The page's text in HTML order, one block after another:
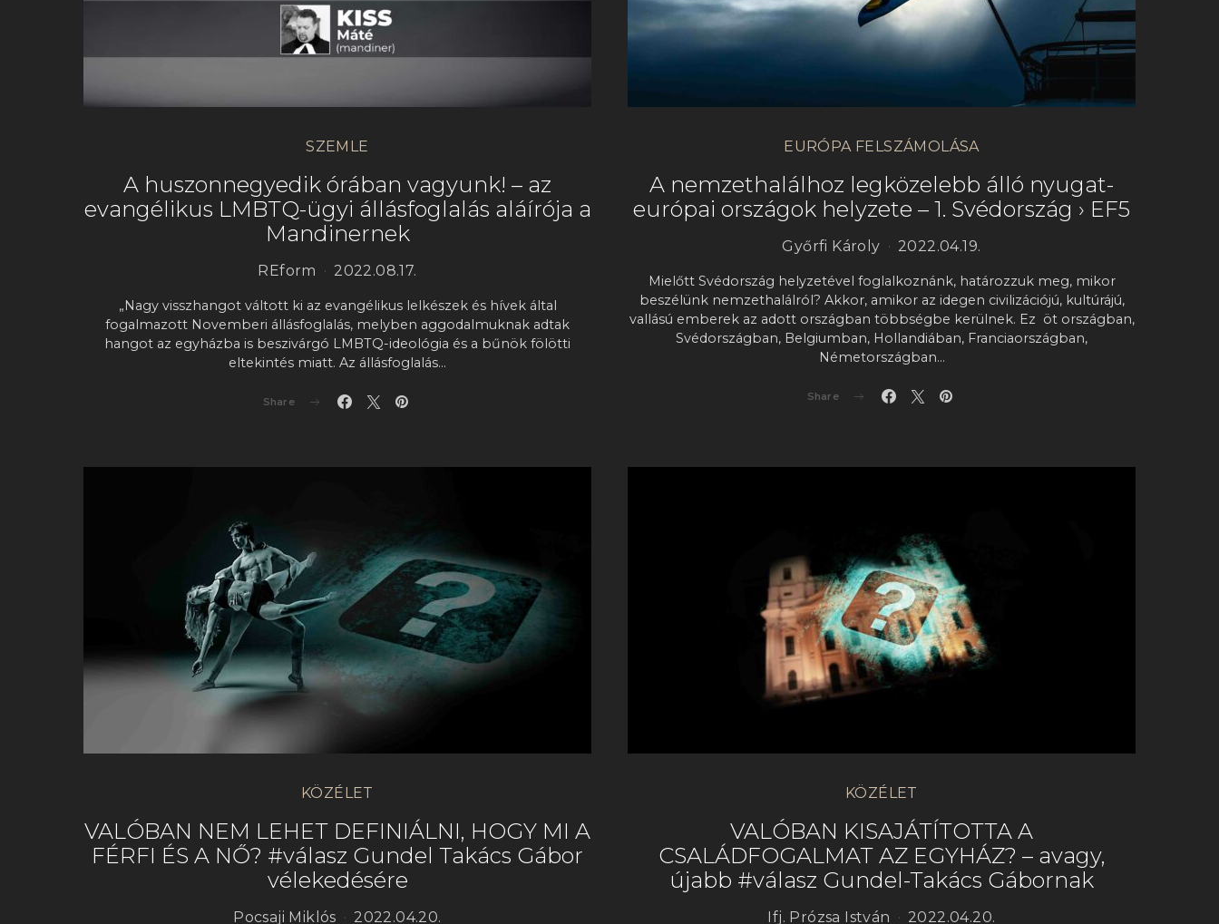
SZEMLE
A huszonnegyedik órában vagyunk! – az
evangélikus LMBTQ-ügyi állásfoglalás aláírója a
Mandinernek
REform 2022.08.17.
„Nagy visszhangot váltott ki az evangélikus lelkészek és hívek által
fogalmazott Novemberi állásfoglalás, melyben aggodalmuknak adtak
hangot az egyházba is beszivárgó LMBTQ-ideológia és a bűnök fölötti
eltekintés miatt. Az állásfoglalás…
Share
EURÓPA FELSZÁMOLÁSA
A nemzethalálhoz legközelebb álló nyugat-
európai országok helyzete – 1. Svédország › EF5
Győrfi Károly 2022.04.19.
Mielőtt Svédország helyzetével foglalkoznánk, határozzuk meg, mikor
beszélünk nemzethalálról? Akkor, amikor az idegen civilizációjú, kultúrájú,
vallású emberek az adott országban többségbe kerülnek. Ez öt országban,
Svédországban, Belgiumban, Hollandiában, Franciaországban,
Németországban…
Share
KÖZÉLET
VALÓBAN NEM LEHET DEFINIÁLNI, HOGY MI A
FÉRFI ÉS A NŐ? #válasz Gundel Takács Gábor
vélekedésére
Pocsaji Miklós 2022.04.20.
KÖZÉLET
VALÓBAN KISAJÁTÍTOTTA A
CSALÁDFOGALMAT AZ EGYHÁZ? – avagy,
újabb #válasz Gundel-Takács Gábornak
Ifj. Prózsa István 2022.04.20.